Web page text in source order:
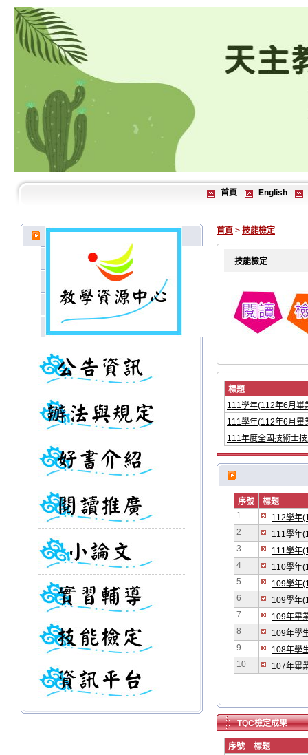
首頁 English
首頁 > 技能檢定
技能檢定
標題
111學年(112年6月畢
111學年(112年6月畢
111年度全國技術士
序號
標題
1
112學年
2
111學年
3
111學年
4
110學年
5
109學年
6
109學年
7
109年畢
8
109年學
9
108年學
10
107年畢
TQC檢定成果
序號
標題